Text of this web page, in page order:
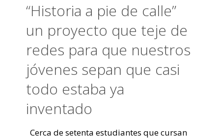
“Historia a pie de calle”
un proyecto que teje de
redes para que nuestros
jóvenes sepan que casi
todo estaba ya
inventado
Cerca de setenta estudiantes que cursan